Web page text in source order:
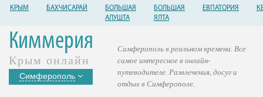
КРЫМ БАХЧИСАРАЙ
БОЛЬШАЯ
АЛУШТА
БОЛЬШАЯ
ЯЛТА
ЕВПАТОРИЯ
Киммерия
Крым онлайн
Симферополь
Симферополь в реальном времени. Все
самое интересное в онлайн-
путеводителе. Развлечения, досуг и
отдых в Симферополе.